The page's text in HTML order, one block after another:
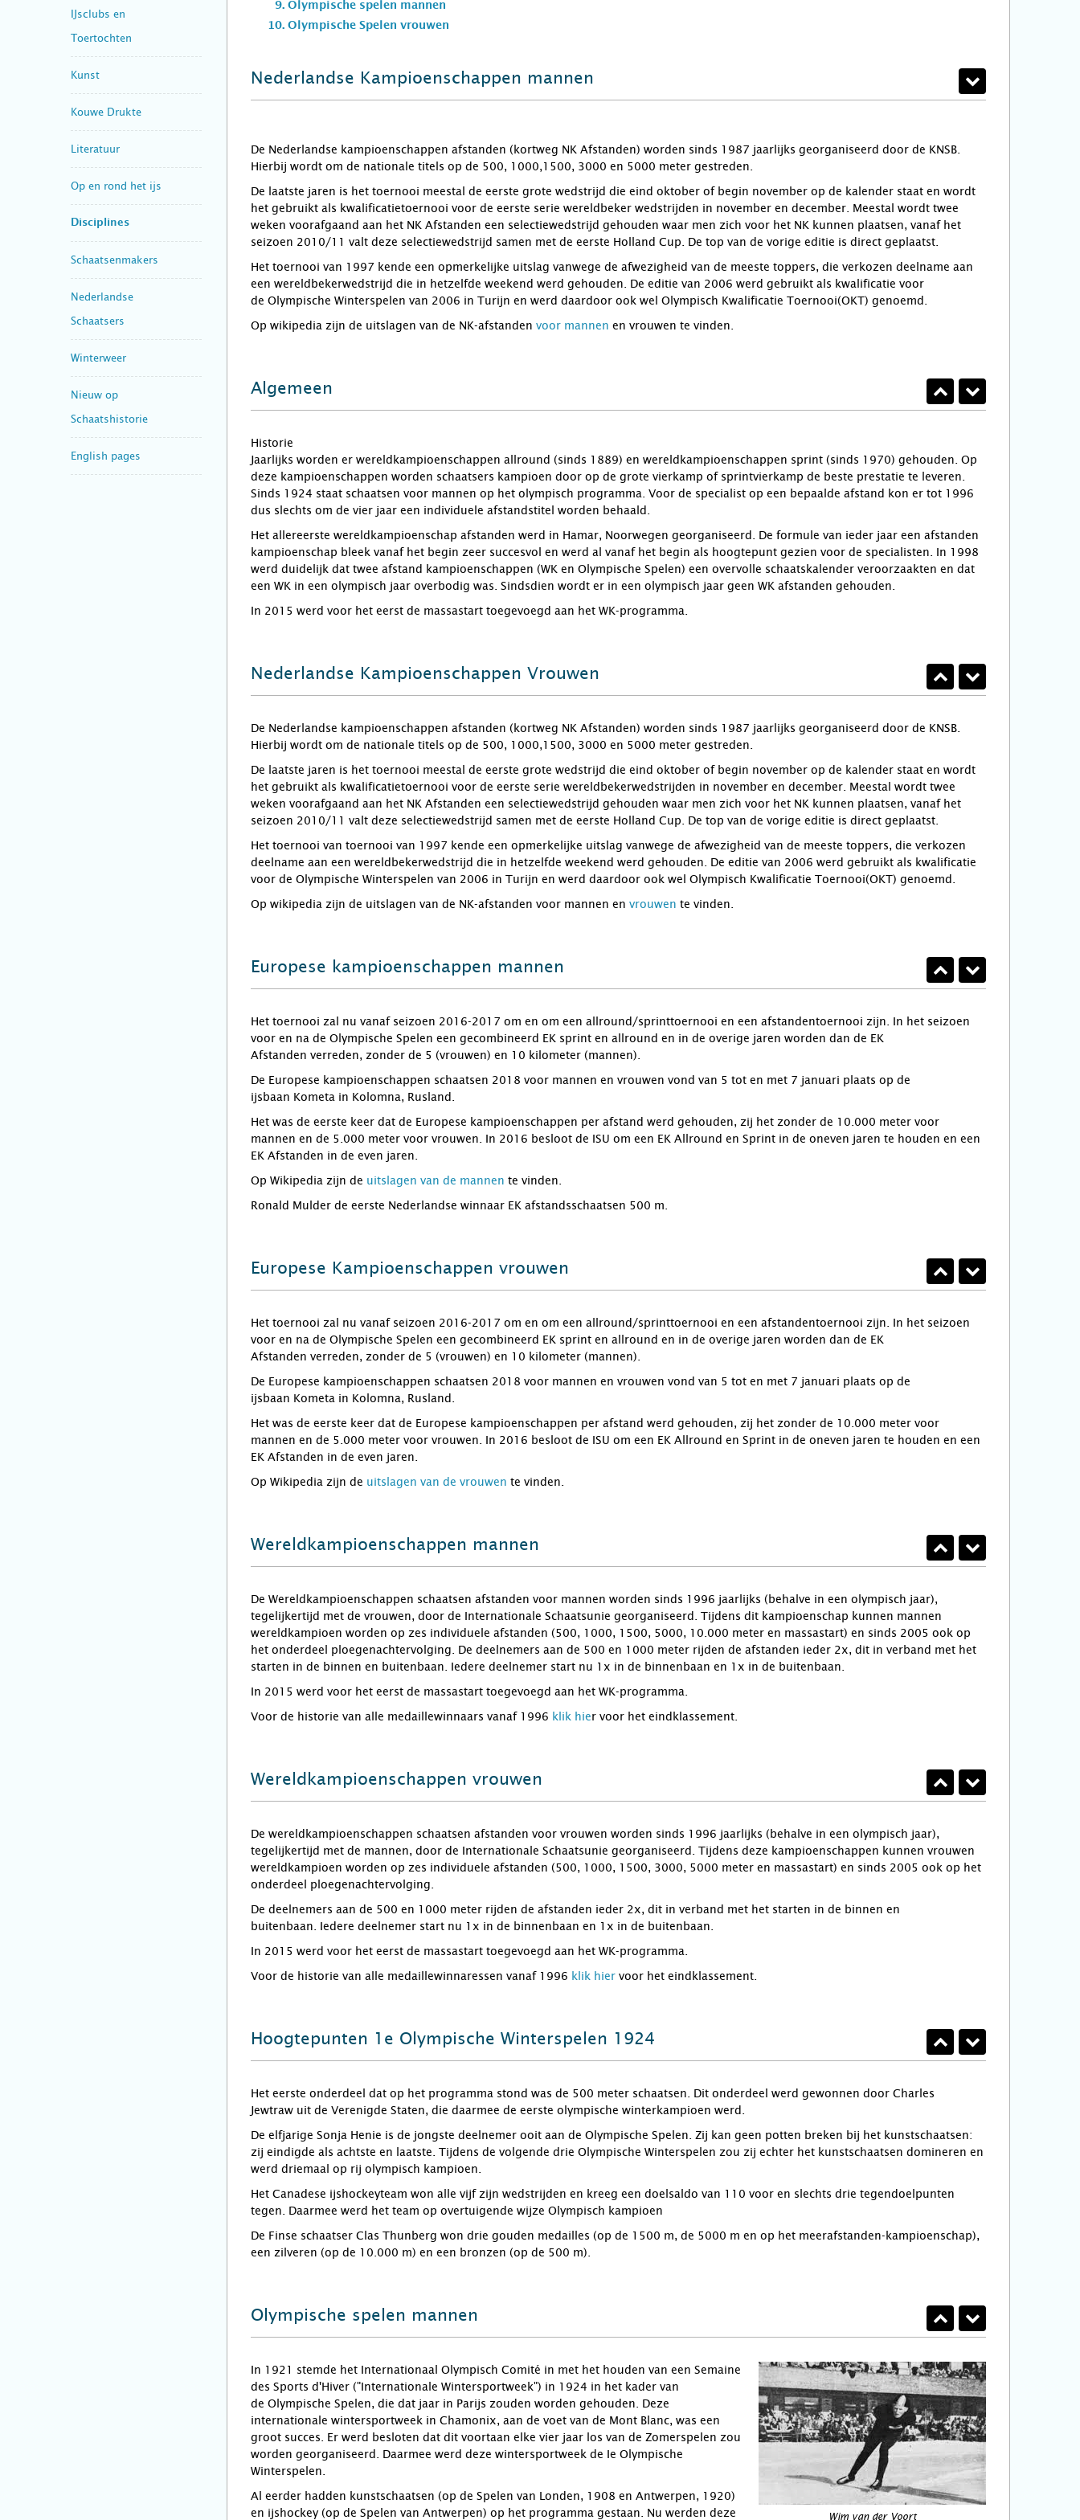
IJsclubs en
Toertochten
Kunst
Kouwe Drukte
Literatuur
Op en rond het ijs
Disciplines
Schaatsenmakers
Nederlandse
Schaatsers
Winterweer
Nieuw op
Schaatshistorie
English pages
Olympische spelen mannen
Olympische Spelen vrouwen
Nederlandse Kampioenschappen mannen
De Nederlandse kampioenschappen afstanden (kortweg NK Afstanden) worden sinds 1987 jaarlijks georganiseerd door de KNSB.
Hierbij wordt om de nationale titels op de 500, 1000,1500, 3000 en 5000 meter gestreden.
De laatste jaren is het toernooi meestal de eerste grote wedstrijd die eind oktober of begin november op de kalender staat en wordt
het gebruikt als kwalificatietoernooi voor de eerste serie wereldbeker wedstrijden in november en december. Meestal wordt twee
weken voorafgaand aan het NK Afstanden een selectiewedstrijd gehouden waar men zich voor het NK kunnen plaatsen, vanaf het
seizoen 2010/11 valt deze selectiewedstrijd samen met de eerste Holland Cup. De top van de vorige editie is direct geplaatst.
Het toernooi van 1997 kende een opmerkelijke uitslag vanwege de afwezigheid van de meeste toppers, die verkozen deelname aan
een wereldbekerwedstrijd die in hetzelfde weekend werd gehouden. De editie van 2006 werd gebruikt als kwalificatie voor
de Olympische Winterspelen van 2006 in Turijn en werd daardoor ook wel Olympisch Kwalificatie Toernooi(OKT) genoemd.
Op wikipedia zijn de uitslagen van de NK-afstanden voor mannen en vrouwen te vinden.
Algemeen
Historie
Jaarlijks worden er wereldkampioenschappen allround (sinds 1889) en wereldkampioenschappen sprint (sinds 1970) gehouden. Op
deze kampioenschappen worden schaatsers kampioen door op de grote vierkamp of sprintvierkamp de beste prestatie te leveren.
Sinds 1924 staat schaatsen voor mannen op het olympisch programma. Voor de specialist op een bepaalde afstand kon er tot 1996
dus slechts om de vier jaar een individuele afstandstitel worden behaald.
Het allereerste wereldkampioenschap afstanden werd in Hamar, Noorwegen georganiseerd. De formule van ieder jaar een afstanden
kampioenschap bleek vanaf het begin zeer succesvol en werd al vanaf het begin als hoogtepunt gezien voor de specialisten. In 1998
werd duidelijk dat twee afstand kampioenschappen (WK en Olympische Spelen) een overvolle schaatskalender veroorzaakten en dat
een WK in een olympisch jaar overbodig was. Sindsdien wordt er in een olympisch jaar geen WK afstanden gehouden.
In 2015 werd voor het eerst de massastart toegevoegd aan het WK-programma.
Nederlandse Kampioenschappen Vrouwen
De Nederlandse kampioenschappen afstanden (kortweg NK Afstanden) worden sinds 1987 jaarlijks georganiseerd door de KNSB.
Hierbij wordt om de nationale titels op de 500, 1000,1500, 3000 en 5000 meter gestreden.
De laatste jaren is het toernooi meestal de eerste grote wedstrijd die eind oktober of begin november op de kalender staat en wordt
het gebruikt als kwalificatietoernooi voor de eerste serie wereldbekerwedstrijden in november en december. Meestal wordt twee
weken voorafgaand aan het NK Afstanden een selectiewedstrijd gehouden waar men zich voor het NK kunnen plaatsen, vanaf het
seizoen 2010/11 valt deze selectiewedstrijd samen met de eerste Holland Cup. De top van de vorige editie is direct geplaatst.
Het toernooi van toernooi van 1997 kende een opmerkelijke uitslag vanwege de afwezigheid van de meeste toppers, die verkozen
deelname aan een wereldbekerwedstrijd die in hetzelfde weekend werd gehouden. De editie van 2006 werd gebruikt als kwalificatie
voor de Olympische Winterspelen van 2006 in Turijn en werd daardoor ook wel Olympisch Kwalificatie Toernooi(OKT) genoemd.
Op wikipedia zijn de uitslagen van de NK-afstanden voor mannen en vrouwen te vinden.
Europese kampioenschappen mannen
Het toernooi zal nu vanaf seizoen 2016-2017 om en om een allround/sprinttoernooi en een afstandentoernooi zijn. In het seizoen
voor en na de Olympische Spelen een gecombineerd EK sprint en allround en in de overige jaren worden dan de EK
Afstanden verreden, zonder de 5 (vrouwen) en 10 kilometer (mannen).
De Europese kampioenschappen schaatsen 2018 voor mannen en vrouwen vond van 5 tot en met 7 januari plaats op de
ijsbaan Kometa in Kolomna, Rusland.
Het was de eerste keer dat de Europese kampioenschappen per afstand werd gehouden, zij het zonder de 10.000 meter voor
mannen en de 5.000 meter voor vrouwen. In 2016 besloot de ISU om een EK Allround en Sprint in de oneven jaren te houden en een
EK Afstanden in de even jaren.
Op Wikipedia zijn de uitslagen van de mannen te vinden.
Ronald Mulder de eerste Nederlandse winnaar EK afstandsschaatsen 500 m.
Europese Kampioenschappen vrouwen
Het toernooi zal nu vanaf seizoen 2016-2017 om en om een allround/sprinttoernooi en een afstandentoernooi zijn. In het seizoen
voor en na de Olympische Spelen een gecombineerd EK sprint en allround en in de overige jaren worden dan de EK
Afstanden verreden, zonder de 5 (vrouwen) en 10 kilometer (mannen).
De Europese kampioenschappen schaatsen 2018 voor mannen en vrouwen vond van 5 tot en met 7 januari plaats op de
ijsbaan Kometa in Kolomna, Rusland.
Het was de eerste keer dat de Europese kampioenschappen per afstand werd gehouden, zij het zonder de 10.000 meter voor
mannen en de 5.000 meter voor vrouwen. In 2016 besloot de ISU om een EK Allround en Sprint in de oneven jaren te houden en een
EK Afstanden in de even jaren.
Op Wikipedia zijn de uitslagen van de vrouwen te vinden.
Wereldkampioenschappen mannen
De Wereldkampioenschappen schaatsen afstanden voor mannen worden sinds 1996 jaarlijks (behalve in een olympisch jaar),
tegelijkertijd met de vrouwen, door de Internationale Schaatsunie georganiseerd. Tijdens dit kampioenschap kunnen mannen
wereldkampioen worden op zes individuele afstanden (500, 1000, 1500, 5000, 10.000 meter en massastart) en sinds 2005 ook op
het onderdeel ploegenachtervolging. De deelnemers aan de 500 en 1000 meter rijden de afstanden ieder 2x, dit in verband met het
starten in de binnen en buitenbaan. Iedere deelnemer start nu 1x in de binnenbaan en 1x in de buitenbaan.
In 2015 werd voor het eerst de massastart toegevoegd aan het WK-programma.
Voor de historie van alle medaillewinnaars vanaf 1996 klik hier voor het eindklassement.
Wereldkampioenschappen vrouwen
De wereldkampioenschappen schaatsen afstanden voor vrouwen worden sinds 1996 jaarlijks (behalve in een olympisch jaar),
tegelijkertijd met de mannen, door de Internationale Schaatsunie georganiseerd. Tijdens deze kampioenschappen kunnen vrouwen
wereldkampioen worden op zes individuele afstanden (500, 1000, 1500, 3000, 5000 meter en massastart) en sinds 2005 ook op het
onderdeel ploegenachtervolging.
De deelnemers aan de 500 en 1000 meter rijden de afstanden ieder 2x, dit in verband met het starten in de binnen en
buitenbaan. Iedere deelnemer start nu 1x in de binnenbaan en 1x in de buitenbaan.
In 2015 werd voor het eerst de massastart toegevoegd aan het WK-programma.
Voor de historie van alle medaillewinnaressen vanaf 1996 klik hier voor het eindklassement.
Hoogtepunten 1e Olympische Winterspelen 1924
Het eerste onderdeel dat op het programma stond was de 500 meter schaatsen. Dit onderdeel werd gewonnen door Charles
Jewtraw uit de Verenigde Staten, die daarmee de eerste olympische winterkampioen werd.
De elfjarige Sonja Henie is de jongste deelnemer ooit aan de Olympische Spelen. Zij kan geen potten breken bij het kunstschaatsen:
zij eindigde als achtste en laatste. Tijdens de volgende drie Olympische Winterspelen zou zij echter het kunstschaatsen domineren en
werd driemaal op rij olympisch kampioen.
Het Canadese ijshockeyteam won alle vijf zijn wedstrijden en kreeg een doelsaldo van 110 voor en slechts drie tegendoelpunten
tegen. Daarmee werd het team op overtuigende wijze Olympisch kampioen
De Finse schaatser Clas Thunberg won drie gouden medailles (op de 1500 m, de 5000 m en op het meerafstanden-kampioenschap),
een zilveren (op de 10.000 m) en een bronzen (op de 500 m).
Olympische spelen mannen
Wim van der Voort
In 1921 stemde het Internationaal Olympisch Comité in met het houden van een Semaine
des Sports d'Hiver ("Internationale Wintersportweek") in 1924 in het kader van
de Olympische Spelen, die dat jaar in Parijs zouden worden gehouden. Deze
internationale wintersportweek in Chamonix, aan de voet van de Mont Blanc, was een
groot succes. Er werd besloten dat dit voortaan elke vier jaar los van de Zomerspelen zou
worden georganiseerd. Daarmee werd deze wintersportweek de Ie Olympische
Winterspelen.
Al eerder hadden kunstschaatsen (op de Spelen van Londen, 1908 en Antwerpen, 1920)
en ijshockey (op de Spelen van Antwerpen) op het programma gestaan. Nu werden deze